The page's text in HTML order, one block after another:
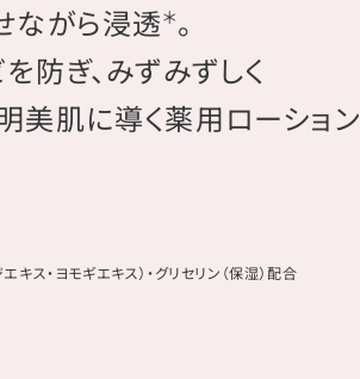
ながら浸透＊。
防ぎ、みずみずしく
美肌に導く薬用ローション
キス・ヨモギエキス）・グリセリン（保湿）配合